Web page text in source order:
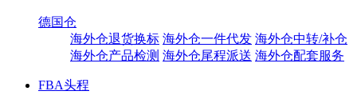
德国仓
海外仓退货换标 海外仓一件代发 海外仓中转/补仓
海外仓产品检测 海外仓尾程派送 海外仓配套服务
FBA头程